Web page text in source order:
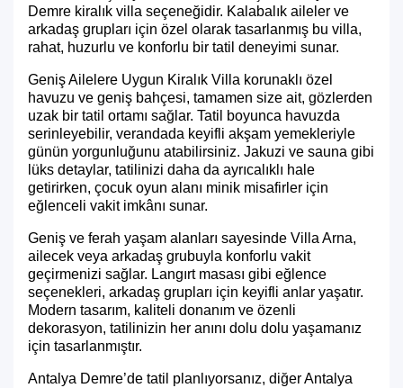
Demre kiralık villa seçeneğidir. Kalabalık aileler ve
arkadaş grupları için özel olarak tasarlanmış bu villa,
rahat, huzurlu ve konforlu bir tatil deneyimi sunar.
Geniş Ailelere Uygun Kiralık Villa korunaklı özel
havuzu ve geniş bahçesi, tamamen size ait, gözlerden
uzak bir tatil ortamı sağlar. Tatil boyunca havuzda
serinleyebilir, verandada keyifli akşam yemekleriyle
günün yorgunluğunu atabilirsiniz. Jakuzi ve sauna gibi
lüks detaylar, tatilinizi daha da ayrıcalıklı hale
getirirken, çocuk oyun alanı minik misafirler için
eğlenceli vakit imkânı sunar.
Geniş ve ferah yaşam alanları sayesinde Villa Arna,
ailecek veya arkadaş grubuyla konforlu vakit
geçirmenizi sağlar. Langırt masası gibi eğlence
seçenekleri, arkadaş grupları için keyifli anlar yaşatır.
Modern tasarım, kaliteli donanım ve özenli
dekorasyon, tatilinizin her anını dolu dolu yaşamanız
için tasarlanmıştır.
Antalya Demre’de tatil planlıyorsanız, diğerAntalya